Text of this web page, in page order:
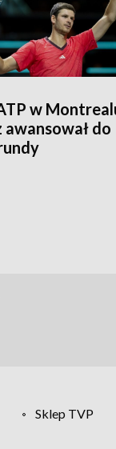
w
awansował do
Sklep TVP